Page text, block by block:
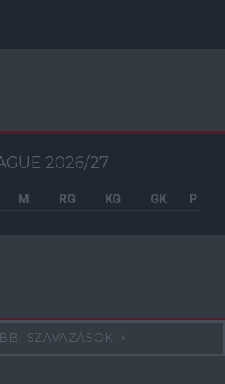
2026/27
M RG KG GK P
SZAVAZÁSOK